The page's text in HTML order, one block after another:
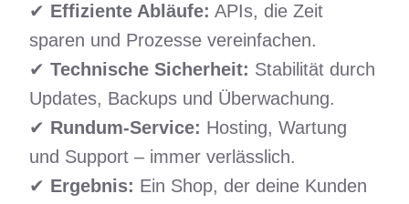
✔ Effiziente Abläufe: APIs, die Zeit
sparen und Prozesse vereinfachen.
✔ Technische Sicherheit: Stabilität durch
Updates, Backups und Überwachung.
✔ Rundum-Service: Hosting, Wartung
und Support – immer verlässlich.
✔ Ergebnis: Ein Shop, der deine Kunden